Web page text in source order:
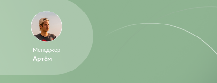
Менеджер
Артём